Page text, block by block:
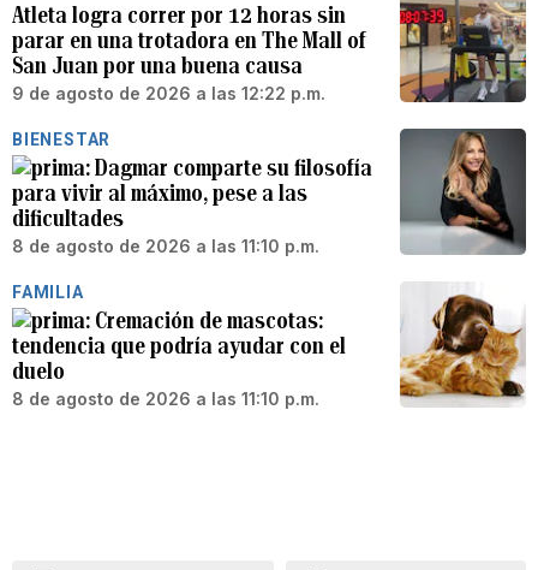
Atleta logra correr por 12 horas sin
parar en una trotadora en The Mall of
San Juan por una buena causa
9 de agosto de 2026 a las 12:22 p.m.
BIENESTAR
Dagmar comparte su filosofía
para vivir al máximo, pese a las
dificultades
8 de agosto de 2026 a las 11:10 p.m.
FAMILIA
Cremación de mascotas:
tendencia que podría ayudar con el
duelo
8 de agosto de 2026 a las 11:10 p.m.